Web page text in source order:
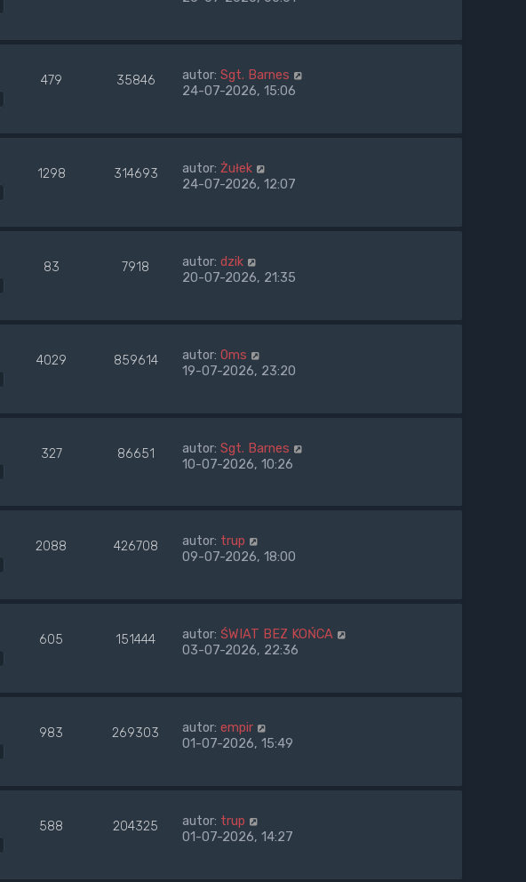
479 35846 autor: Sgt. Barnes
24-07-2026, 15:06
1298 314693 autor: Żułek
24-07-2026, 12:07
83 7918 autor: dzik
20-07-2026, 21:35
4029 859614 autor: 0ms
19-07-2026, 23:20
327 86651 autor: Sgt. Barnes
10-07-2026, 10:26
2088 426708 autor: trup
09-07-2026, 18:00
605 151444 autor: ŚWIAT BEZ KOŃCA
03-07-2026, 22:36
983 269303 autor: empir
01-07-2026, 15:49
588 204325 autor: trup
01-07-2026, 14:27